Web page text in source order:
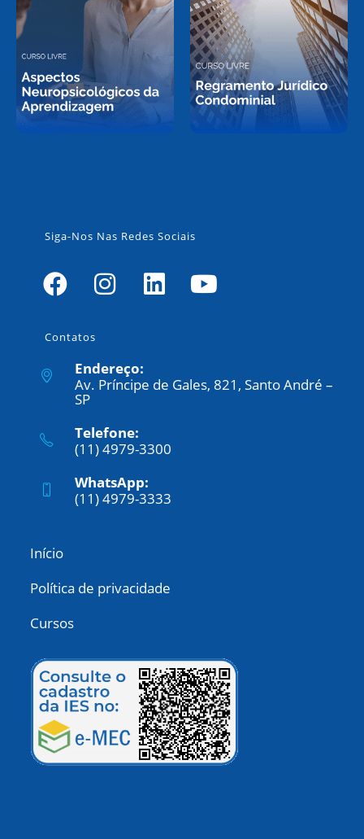
Siga-Nos Nas Redes Sociais
Contatos
Endereço:
Av. Príncipe de Gales, 821, Santo André –
SP
Telefone:
(11) 4979-3300
WhatsApp:
(11) 4979-3333
Início
Política de privacidade
Cursos